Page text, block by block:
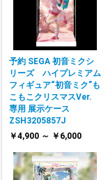
予約 SEGA 初音ミクシ
リーズ ハイプレミアム
フィギュア“初音ミク”も
こもこクリスマスVer.
専用 展示ケース
ZSH3205857J
￥4,900 ～ ￥6,000